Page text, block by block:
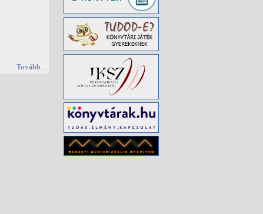
Tovább...